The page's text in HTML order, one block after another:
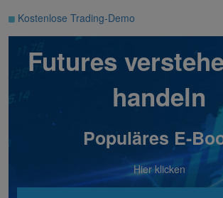
Kostenlose Trading-Demo
Futures
handeln
Populäres E-
Hier klicken